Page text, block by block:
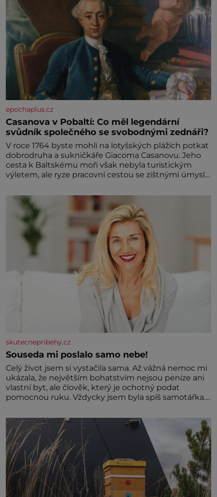
epochaplus.cz
Casanova v Pobaltí: Co měl legendární
svůdník společného se svobodnými zednáři?
V roce 1764 byste mohli na lotyšských plážích potkat
dobrodruha a sukničkáře Giacoma Casanovu. Jeho
cesta k Baltskému moři však nebyla turistickým
výletem, ale ryze pracovní cestou se zištnými úmysly.
procházel uličkami lotyšské Rigy? Casanova v Pobaltí
kontaktoval tamní zednářské lóže. Nebyl v této
oblasti žádným nováčkem, protože do zednářské
skutecnepribehy.cz
Souseda mi poslalo samo nebe!
Celý život jsem si vystačila sama. Až vážná nemoc mi
ukázala, že největším bohatstvím nejsou peníze ani
vlastní byt, ale člověk, který je ochotný podat
pomocnou ruku. Vždycky jsem byla spíš samotářka.
ani partnera. Stačily mi knihy, práce a hlavně klid.
Hned po studiích jsem odešla z rodného města,